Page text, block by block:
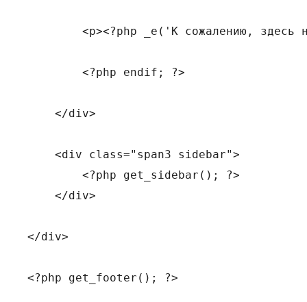
<p><?php _e('К сожалению, здесь
        <?php endif; ?>
    </div>
    <div class="span3 sidebar">
        <?php get_sidebar(); ?>
    </div>
</div>
<?php get_footer(); ?>